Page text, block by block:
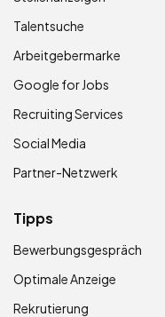
Talentsuche
Arbeitgebermarke
Google for Jobs
Recruiting Services
Social Media
Partner-Netzwerk
Tipps
Bewerbungsgespräch
Optimale Anzeige
Rekrutierung